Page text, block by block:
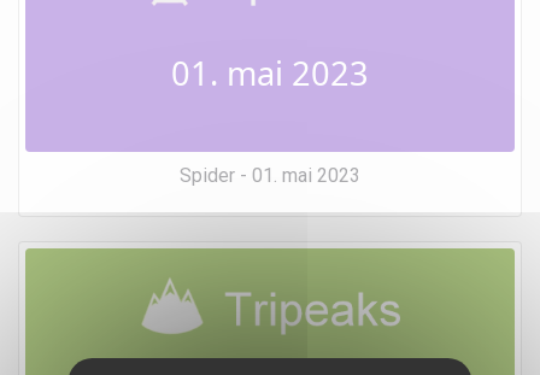
01. mai 2023
Spider - 01. mai 2023